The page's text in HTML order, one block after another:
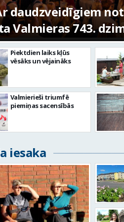
daudzveidīgiem
Valmieras 743.
Piektdien laiks kļūs
vēsāks un vējaināks
Valmierieši triumfē
piemiņas sacensībās
iesaka